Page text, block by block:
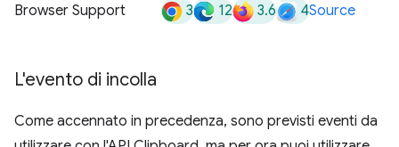
Browser Support 3 12 3.6 4Source
L'evento di incolla
Come accennato in precedenza, sono previsti eventi da